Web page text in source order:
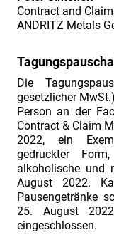
Contract and
ANDRITZ Metals
Die
gesetzlicher
Person an der
Contract & Claim
2022, ein
gedruckter
alkoholische und
August 2022.
Pausengetränke
25. August
eingeschlossen.
2019:
Contract
Claim
am
02./
Herr
Dr.